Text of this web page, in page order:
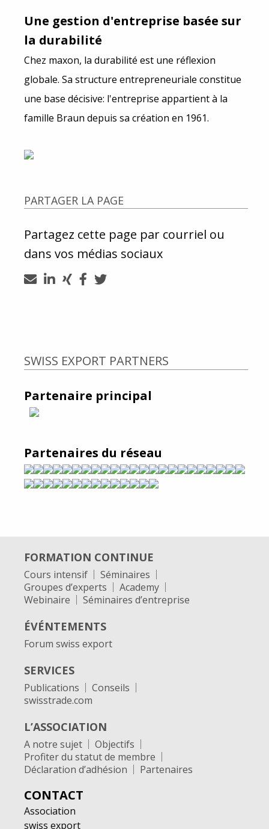
Une gestion d'entreprise basée sur
la durabilité
Chez maxon, la durabilité est une réflexion
globale. Sa structure entrepreneuriale constitue
une base décisive: l'entreprise appartient à la
famille Braun depuis sa création en 1961.
PARTAGER LA PAGE
Partagez cette page par courriel ou
dans vos médias sociaux
SWISS EXPORT PARTNERS
Partenaire principal
Partenaires du réseau
FORMATION CONTINUE
Cours intensif
Séminaires
Groupes d’experts
Academy
Webinaire
Séminaires d’entreprise
ÉVÉNTEMENTS
Forum swiss export
SERVICES
Publications
Conseils
swisstrade.com
L’ASSOCIATION
A notre sujet
Objectifs
Profiter du statut de membre
Déclaration d’adhésion
Partenaires
CONTACT
Association
swiss export